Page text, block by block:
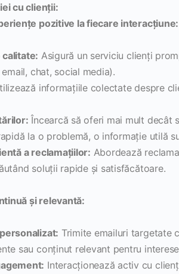
cu clienții:
pozitive la fiecare interacțiune:
Asigură un serviciu clienți
chat, social media).
informațiile colectate despre
Încearcă să oferi mai mult decât
la o problemă, o informație utilă
a reclamațiilor: Abordează
soluții rapide și satisfăcătoare.
și relevantă:
Trimite emailuri targetate
sau conținut relevant pentru
Interacționează activ cu